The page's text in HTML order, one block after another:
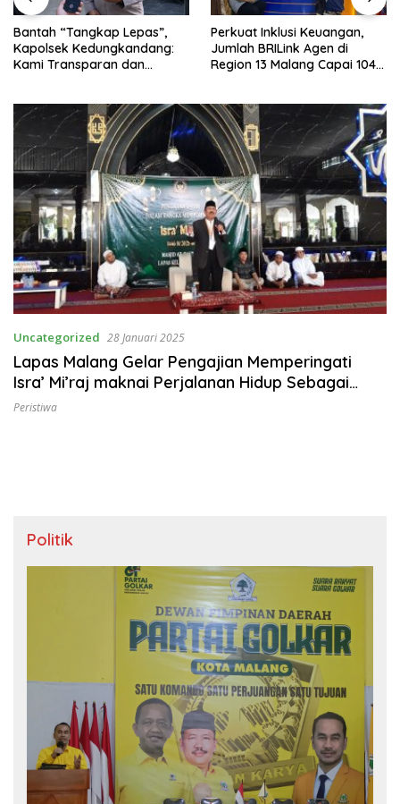
Bantah “Tangkap Lepas”,
Kapolsek Kedungkandang:
Kami Transparan dan
Perkuat Inklusi Keuangan,
Jumlah BRILink Agen di
Region 13 Malang Capai 104
Uncategorized 28 Januari 2025
Lapas Malang Gelar Pengajian Memperingati
Isra’ Mi’raj maknai Perjalanan Hidup Sebagai
Jalan Pertobatan
Peristiwa
Politik